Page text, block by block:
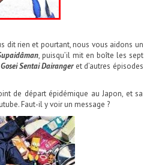
dit rien et pourtant, nous vous aidons un
, puisqu’il mit en boîte les sept
Gosei Sentai Dairangeret d’autres épisodes
de départ épidémique au Japon, et sa
Faut-il y voir un message ?